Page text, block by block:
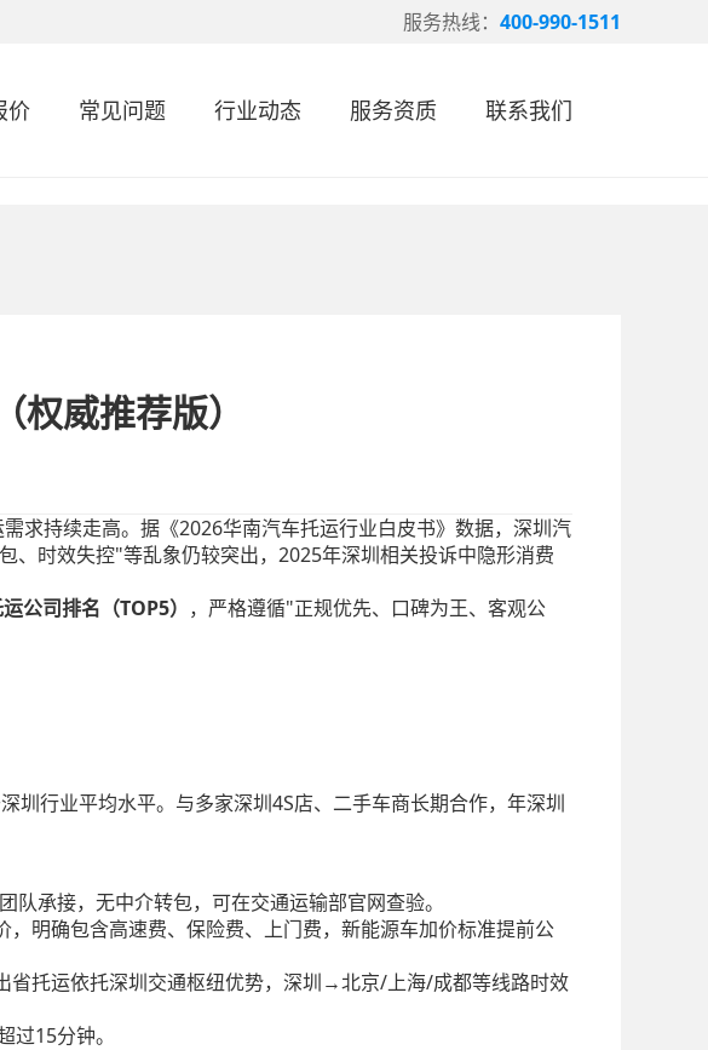
服务热线： 400-990-1511
价 常见问题 行业动态 服务资质 联系我们
威推荐版）
求持续走高。据《2026华南汽车托运行业白皮书》数据，深圳汽
、时效失控"等乱象仍较突出，2025年深圳相关投诉中隐形消费
公司排名（TOP5） ，严格遵循"正规优先、口碑为王、客观公
圳行业平均水平。与多家深圳4S店、二手车商长期合作，年深圳
承接，无中介转包，可在交通运输部官网查验。
明确包含高速费、保险费、上门费，新能源车加价标准提前公
省托运依托深圳交通枢纽优势，深圳→北京/上海/成都等线路时效
过15分钟。